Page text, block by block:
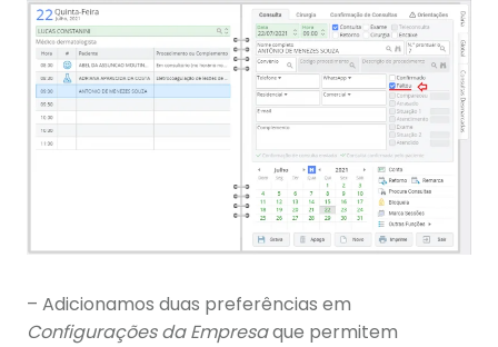
– Adicionamos duas preferências em
Configurações da Empresaque permitem